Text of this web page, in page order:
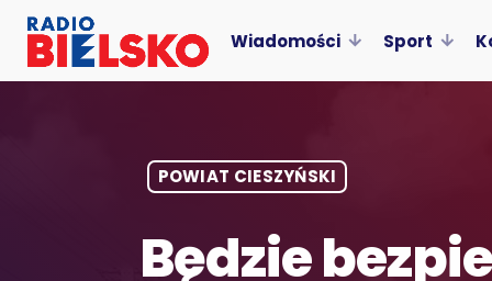
Wiadomości Sport
POWIAT CIESZYŃSKI
Będzie